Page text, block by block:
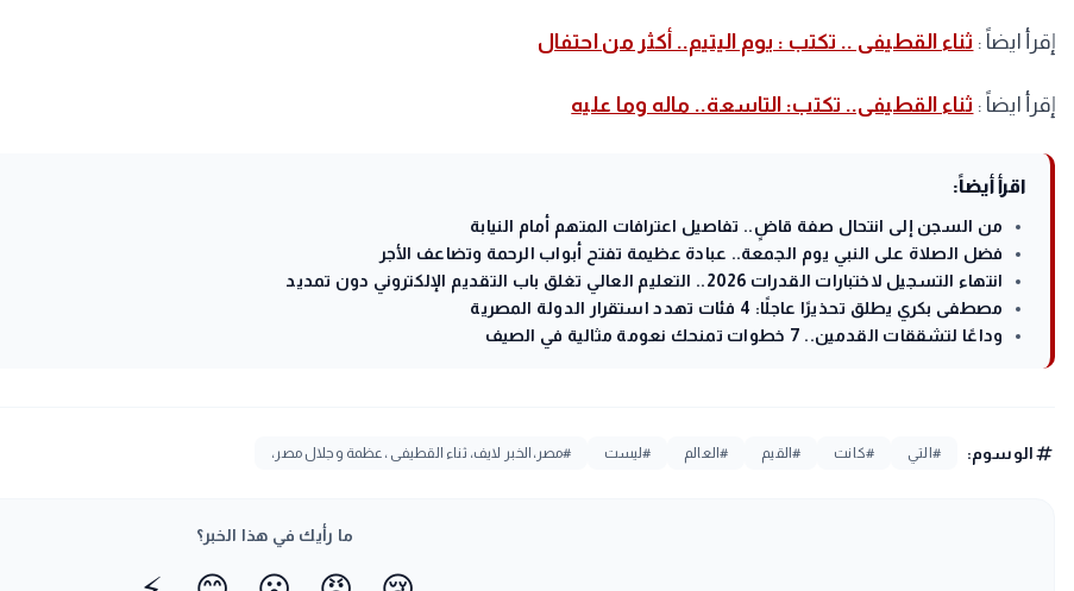
إقرأ ايضاً : ثناء القطيفى .. تكتب : يوم اليتيم.. أكثر من احتفال
إقرأ ايضاً : ثناء القطيفى.. تكتب: التاسعة.. ماله وما عليه
اقرأ أيضاً:
من السجن إلى انتحال صفة قاضٍ.. تفاصيل اعترافات المتهم أمام النيابة
فضل الصلاة على النبي يوم الجمعة.. عبادة عظيمة تفتح أبواب الرحمة وتضاعف الأجر
انتهاء التسجيل لاختبارات القدرات 2026.. التعليم العالي تغلق باب التقديم الإلكتروني دون تمديد
مصطفى بكري يطلق تحذيرًا عاجلًا: 4 فئات تهدد استقرار الدولة المصرية
وداعًا لتشققات القدمين.. 7 خطوات تمنحك نعومة مثالية في الصيف
tagالوسوم: #التي #كانت #القيم #العالم #ليست #مصر،الخبر لايف، ثناء القطيفى ،عظمة وجلال مصر،
ما رأيك في هذا الخبر؟